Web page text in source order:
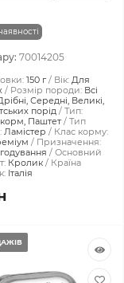
70014205
150 г Вік: Для
Розмір породи: Всі
Середні, Великі,
порід
Тип:
Паштет
Тип
Ламістер
Клас корму:
Призначення:
Основний
Кролик
Країна
Італія